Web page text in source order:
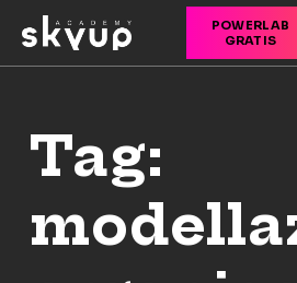
POWERLAB
GRATIS
Tag: